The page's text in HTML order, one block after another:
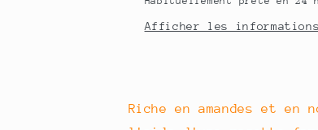
225
g
225
g
Afficher les
Riche en amandes et